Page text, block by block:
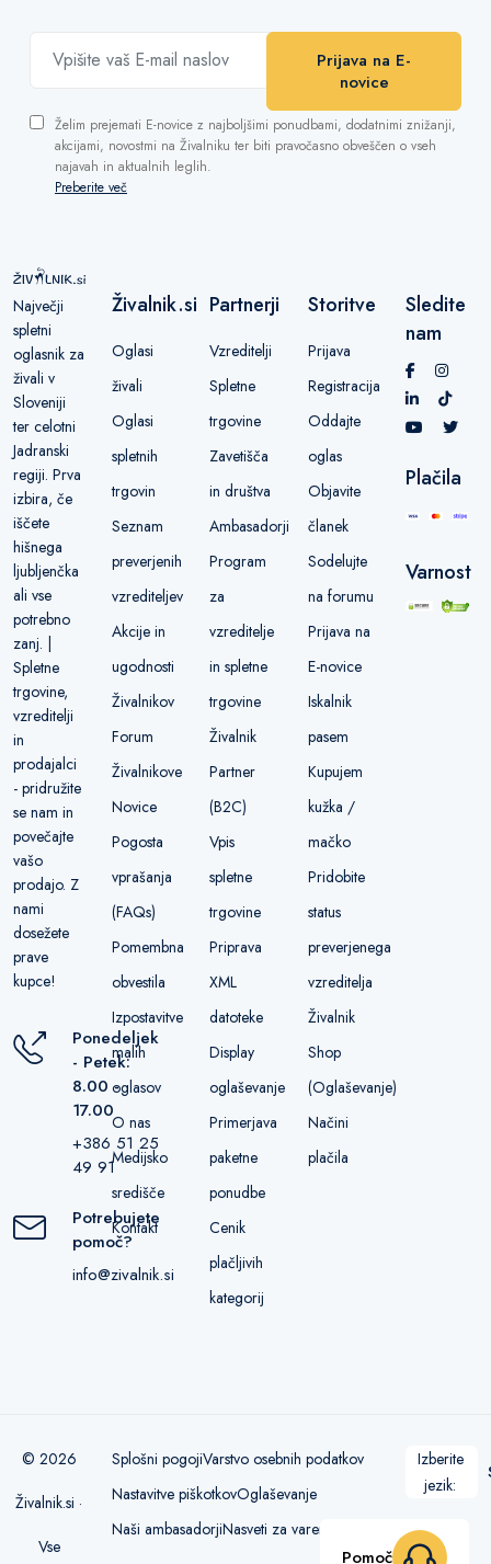
Pomoč
Prijava na E-
novice
Želim prejemati E-novice z najboljšimi ponudbami, dodatnimi znižanji,
akcijami, novostmi na Živalniku ter biti pravočasno obveščen o vseh
najavah in aktualnih leglih.
Preberite več
Največji
spletni
oglasnik za
živali v
Sloveniji
ter celotni
Jadranski
regiji. Prva
izbira, če
iščete
hišnega
ljubljenčka
ali vse
potrebno
zanj. |
Spletne
trgovine,
vzreditelji
in
prodajalci
- pridružite
se nam in
povečajte
vašo
prodajo. Z
nami
dosežete
prave
kupce!
Ponedeljek
- Petek:
8.00 -
17.00
+386 51 25
49 91
Potrebujete
pomoč?
info@zivalnik.si
Živalnik.si
Oglasi
živali
Oglasi
spletnih
trgovin
Seznam
preverjenih
vzrediteljev
Akcije in
ugodnosti
Živalnikov
Forum
Živalnikove
Novice
Pogosta
vprašanja
(FAQs)
Pomembna
obvestila
Izpostavitve
malih
oglasov
O nas
Medijsko
središče
Kontakt
Partnerji
Vzreditelji
Spletne
trgovine
Zavetišča
in društva
Ambasadorji
Program
za
vzreditelje
in spletne
trgovine
Živalnik
Partner
(B2C)
Vpis
spletne
trgovine
Priprava
XML
datoteke
Display
oglaševanje
Primerjava
paketne
ponudbe
Cenik
plačljivih
kategorij
Storitve
Prijava
Registracija
Oddajte
oglas
Objavite
članek
Sodelujte
na forumu
Prijava na
E-novice
Iskalnik
pasem
Kupujem
kužka /
mačko
Pridobite
status
preverjenega
vzreditelja
Živalnik
Shop
(Oglaševanje)
Načini
plačila
Sledite
nam
Plačila
Varnost
© 2026
Živalnik.si ·
Vse
Splošni pogojiVarstvo osebnih podatkov
Nastavitve piškotkovOglaševanje
Naši ambasadorjiNasveti za varen nakup
Izberite
jezik: